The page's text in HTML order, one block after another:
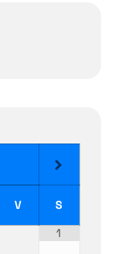
V
S
1